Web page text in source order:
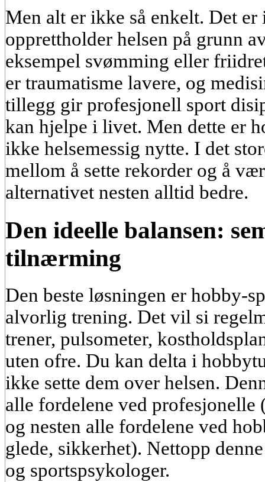
Men alt er ikke så enkelt. Det
opprettholder helsen på grunn
eksempel svømming eller
er traumatisme lavere, og
tillegg gir profesjonell sport
kan hjelpe i livet. Men dette er
ikke helsemessig nytte. I det
mellom å sette rekorder og å
alternativet nesten alltid bedre.
Den ideelle balansen:
tilnærming
Den beste løsningen er hobby-
alvorlig trening. Det vil si
trener, pulsometer,
uten ofre. Du kan delta i
ikke sette dem over helsen.
alle fordelene ved
og nesten alle fordelene ved
glede, sikkerhet). Nettopp
og sportspsykologer.